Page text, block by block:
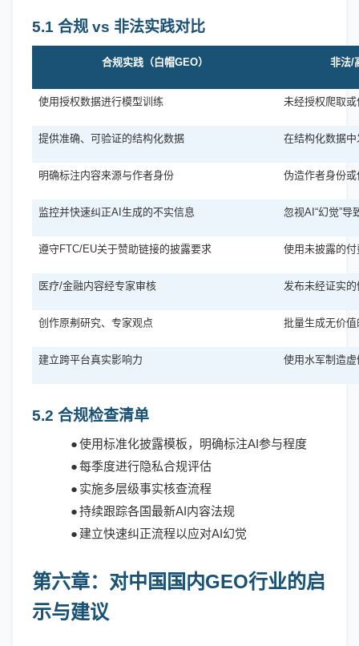
5.1 合规 vs 非法实践对比
合规实践（白帽GEO） 非法/
使用授权数据进行模型训练 未经授权爬取
提供准确、可验证的结构化数据 在结构化数据
明确标注内容来源与作者身份 伪造作者身份
监控并快速纠正AI生成的不实信息 忽视AI“幻觉”导
遵守FTC/EU关于赞助链接的披露要求 使用未披露的
医疗/金融内容经专家审核 发布未经证实
创作原刜研究、专家观点 批量生成无价值
建立跨平台真实影响力 使用水军制造虚
5.2 合规检查清单
●使用标准化披露模板，明确标注AI参与程度
●每季度进行隐私合规评估
● 实施多层级事实核查流程
●持续跟踪各国最新AI内容法规
● 建立快速纠正流程以应对AI幻觉
第六章：对中国国内GEO行业的启
示与建议